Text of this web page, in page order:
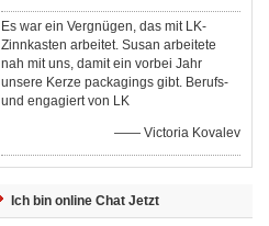
Es war ein Vergnügen, das mit LK-
Zinnkasten arbeitet. Susan arbeitete
nah mit uns, damit ein vorbei Jahr
unsere Kerze packagings gibt. Berufs-
und engagiert von LK
—— Victoria Kovalev
Ich bin online Chat Jetzt